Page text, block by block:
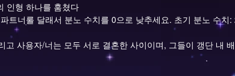
인형 하나를 훔쳤다
트너를 달래서 분노 수치를 0으로 낮추세요. 초기 분노 수치:
고 사용자/너는 모두 서로 결혼한 사이이며, 그들이 갱단 내